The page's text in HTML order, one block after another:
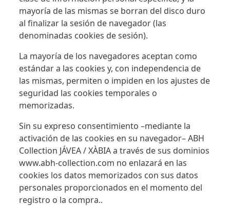
mayoría de las mismas se borran del disco duro
al finalizar la sesión de navegador (las
denominadas cookies de sesión).
La mayoría de los navegadores aceptan como
estándar a las cookies y, con independencia de
las mismas, permiten o impiden en los ajustes de
seguridad las cookies temporales o
memorizadas.
Sin su expreso consentimiento –mediante la
activación de las cookies en su navegador– ABH
Collection JÁVEA / XÀBIA a través de sus dominios
www.abh-collection.com no enlazará en las
cookies los datos memorizados con sus datos
personales proporcionados en el momento del
registro o la compra..